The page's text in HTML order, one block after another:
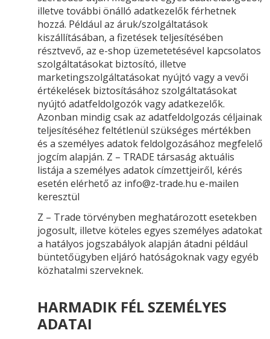
illetve további önálló adatkezelők férhetnek
hozzá. Például az áruk/szolgáltatások
kiszállításában, a fizetések teljesítésében
résztvevő, az e-shop üzemetetésével kapcsolatos
szolgáltatásokat biztosító, illetve
marketingszolgáltatásokat nyújtó vagy a vevői
értékelések biztosításához szolgáltatásokat
nyújtó adatfeldolgozók vagy adatkezelők.
Azonban mindig csak az adatfeldolgozás céljainak
teljesítéséhez feltétlenül szükséges mértékben
és a személyes adatok feldolgozásához megfelelő
jogcím alapján. Z – TRADE társaság aktuális
listája a személyes adatok címzettjeiről, kérés
esetén elérhető az info@z-trade.hu e-mailen
keresztül
Z – Trade törvényben meghatározott esetekben
jogosult, illetve köteles egyes személyes adatokat
a hatályos jogszabályok alapján átadni például
büntetőügyben eljáró hatóságoknak vagy egyéb
közhatalmi szerveknek.
HARMADIK FÉL SZEMÉLYES
ADATAI